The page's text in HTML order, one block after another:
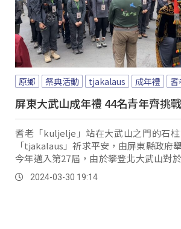
原鄉 祭典活動 tjakalaus 成年禮
屏東大武山成年禮 44名青年齊挑
耆老「kuljelje」站在大武山之門的石
「tjakalaus」祈求平安，由屏東縣政府
今年邁入第27屆，由於攀登北大武山對
過行前兩階段訓練後，甄選出44位青年
彼此扶持、鼓勵，一起踏上山林學習的道
2024-03-30 19:14